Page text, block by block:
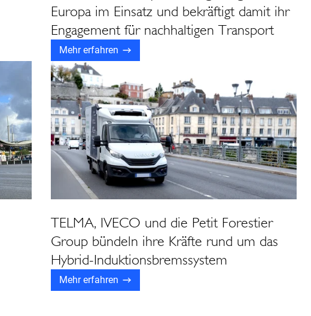
Europa im Einsatz und bekräftigt damit ihr
Engagement für nachhaltigen Transport
Mehr erfahren
TELMA, IVECO und die Petit Forestier
Group bündeln ihre Kräfte rund um das
Hybrid-Induktionsbremssystem
Mehr erfahren